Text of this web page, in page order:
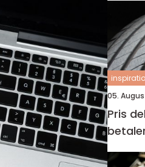
05.
Pris